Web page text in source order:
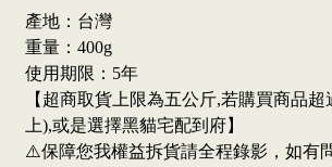
產地：台灣
重量：400g
使用期限：5年
【超商取貨上限為五公斤,若購買商品超
上),或是選擇黑貓宅配到府】
⚠️保障您我權益拆貨請全程錄影，如有